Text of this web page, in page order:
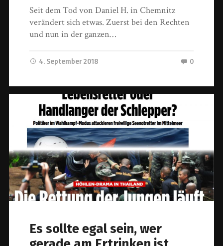
Seit dem Tod von Daniel H. in Chemnitz
verändert sich etwas. Zuerst bei den Rechten
und nun in der ganzen…
4. September 2018 0
Es sollte egal sein, wer